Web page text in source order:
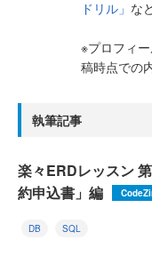
ドリル」 な
※プロフィ
稿時点での
執筆記事
楽々ERDレッスン
約申込書」編
DB SQL